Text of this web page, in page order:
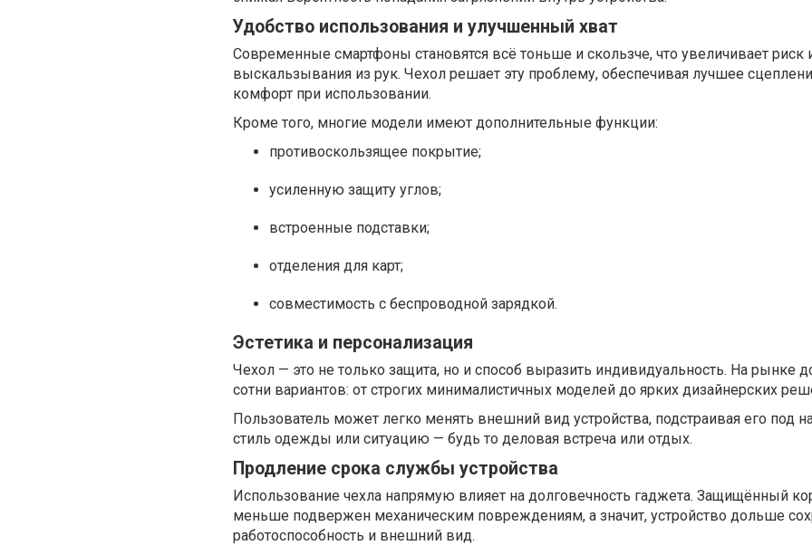
Удобство использования и улучшенный хват
Современные смартфоны становятся всё тоньше и скользче, что увеличивает риск
выскальзывания из рук. Чехол решает эту проблему, обеспечивая лучшее
комфорт при использовании.
Кроме того, многие модели имеют дополнительные функции:
противоскользящее покрытие;
усиленную защиту углов;
встроенные подставки;
отделения для карт;
совместимость с беспроводной зарядкой.
Эстетика и персонализация
Чехол — это не только защита, но и способ выразить индивидуальность. На рынке
сотни вариантов: от строгих минималистичных моделей до ярких дизайнерских
Пользователь может легко менять внешний вид устройства, подстраивая его под
стиль одежды или ситуацию — будь то деловая встреча или отдых.
Продление срока службы устройства
Использование чехла напрямую влияет на долговечность гаджета. Защищённый
меньше подвержен механическим повреждениям, а значит, устройство дольше
работоспособность и внешний вид.